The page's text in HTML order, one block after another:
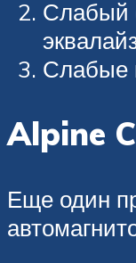
Слабый
Слабые
Alpine
Еще один